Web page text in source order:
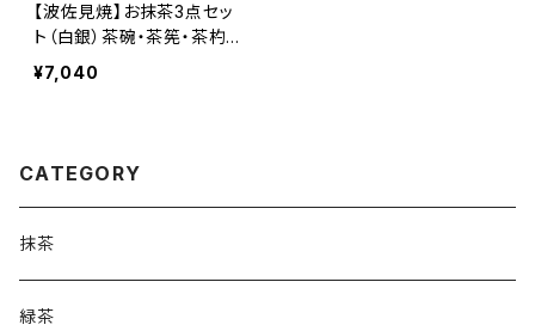
【波佐見焼】お抹茶3点セッ
ト（白銀）茶碗・茶筅・茶杓付
き｜日本製 抹茶スターター
セット ギフト 初心者向け
¥7,040
CATEGORY
抹茶
緑茶